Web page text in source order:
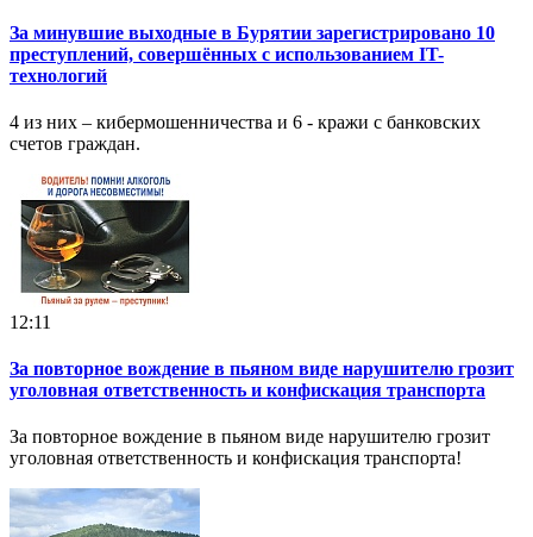
За минувшие выходные в Бурятии зарегистрировано 10
преступлений, совершённых с использованием IT-
технологий
4 из них – кибермошенничества и 6 - кражи с банковских
счетов граждан.
12:11
За повторное вождение в пьяном виде нарушителю грозит
уголовная ответственность и конфискация транспорта
За повторное вождение в пьяном виде нарушителю грозит
уголовная ответственность и конфискация транспорта!